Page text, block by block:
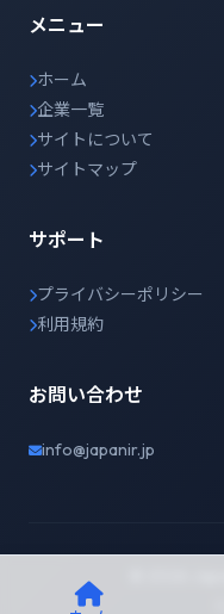
メニュー
ホーム
企業一覧
サイトについて
サイトマップ
サポート
プライバシーポリシー
利用規約
お問い合わせ
info@japanir.jp